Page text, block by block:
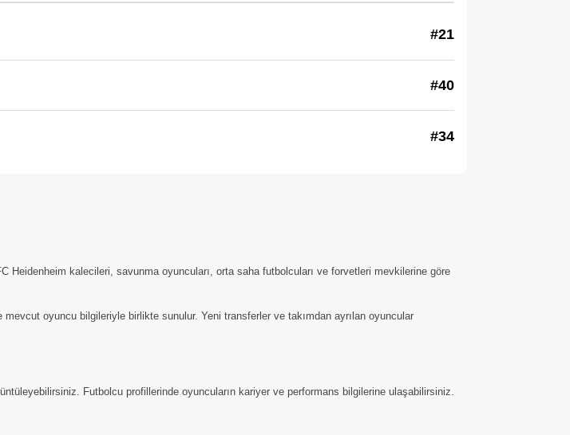
#21
#40
#34
kalecileri, savunma oyuncuları, orta saha futbolcuları ve forvetleri mevkilerine göre
oyuncu bilgileriyle birlikte sunulur. Yeni transferler ve takımdan ayrılan oyuncular
Futbolcu profillerinde oyuncuların kariyer ve performans bilgilerine ulaşabilirsiniz.